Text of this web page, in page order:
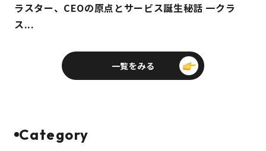
ラスター、CEOの原点とサービス誕生秘話 一クラ
ス...
一覧をみる
Category